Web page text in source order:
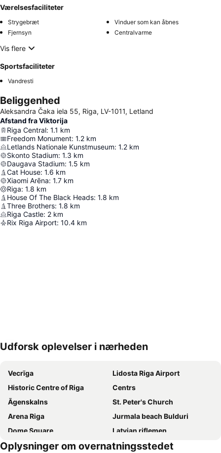
Værelsesfaciliteter
Strygebræt
Vinduer som kan åbnes
Fjernsyn
Centralvarme
Vis flere
Sportsfaciliteter
Vandresti
Beliggenhed
Aleksandra Čaka iela 55, Riga, LV-1011, Letland
Afstand fra Viktorija
Riga Central: 1.1 km
Freedom Monument: 1.2 km
Letlands Nationale Kunstmuseum: 1.2 km
Skonto Stadium: 1.3 km
Daugava Stadium: 1.5 km
Cat House: 1.6 km
Xiaomi Arēna: 1.7 km
Riga: 1.8 km
House Of The Black Heads: 1.8 km
Three Brothers: 1.8 km
Riga Castle: 2 km
Rix Riga Airport: 10.4 km
Udvid kort
Udforsk oplevelser i nærheden
Vecrīga
Lidosta Riga Airport
Historic Centre of Riga
Centrs
Āgenskalns
St. Peter's Church
Arena Riga
Jurmala beach Bulduri
Dome Square
Latvian riflemen
Rīgas pasažieru termināls
Jurmala beach Majori
Oplysninger om overnatningsstedet